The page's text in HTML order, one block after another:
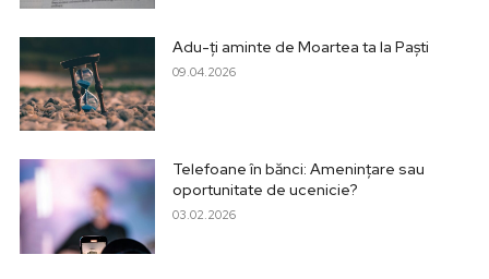
Adu-ți aminte de Moartea ta la Paști
09.04.2026
Telefoane în bănci: Amenințare sau
oportunitate de ucenicie?
03.02.2026